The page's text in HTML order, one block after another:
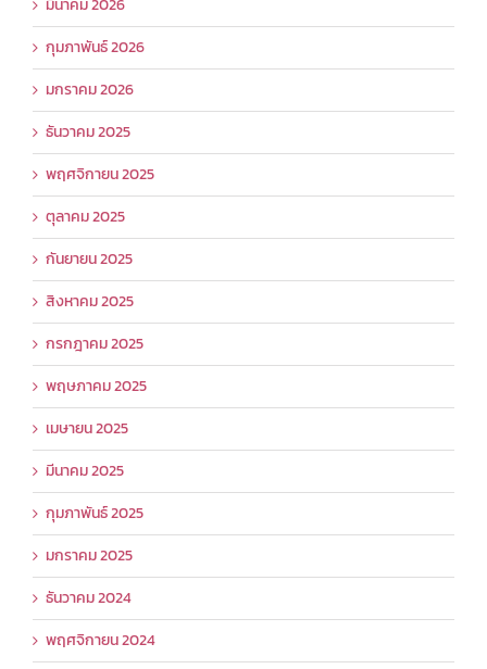
มีนาคม 2026
กุมภาพันธ์ 2026
มกราคม 2026
ธันวาคม 2025
พฤศจิกายน 2025
ตุลาคม 2025
กันยายน 2025
สิงหาคม 2025
กรกฎาคม 2025
พฤษภาคม 2025
เมษายน 2025
มีนาคม 2025
กุมภาพันธ์ 2025
มกราคม 2025
ธันวาคม 2024
พฤศจิกายน 2024